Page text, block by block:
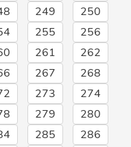
249
250
255
256
261
262
267
268
273
274
279
280
285
286